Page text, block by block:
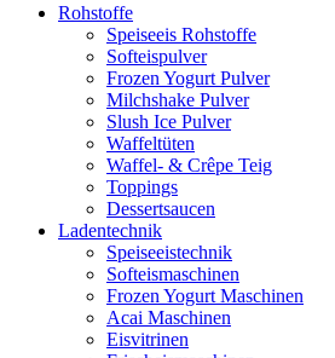
Rohstoffe
Speiseeis Rohstoffe
Softeispulver
Frozen Yogurt Pulver
Milchshake Pulver
Slush Ice Pulver
Waffeltüten
Waffel- & Crêpe Teig
Toppings
Dessertsaucen
Ladentechnik
Speiseeistechnik
Softeismaschinen
Frozen Yogurt Maschinen
Acai Maschinen
Eisvitrinen